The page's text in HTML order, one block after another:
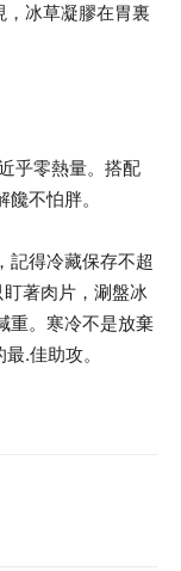
冰草凝膠在胃裏
乎零熱量。搭配
不怕胖。
記得冷藏保存不超
著肉片，涮盤冰
重。寒冷不是放棄
.佳助攻。